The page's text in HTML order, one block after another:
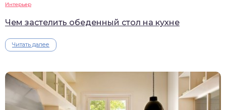
Интерьер
Чем застелить обеденный стол на кухне
Читать далее